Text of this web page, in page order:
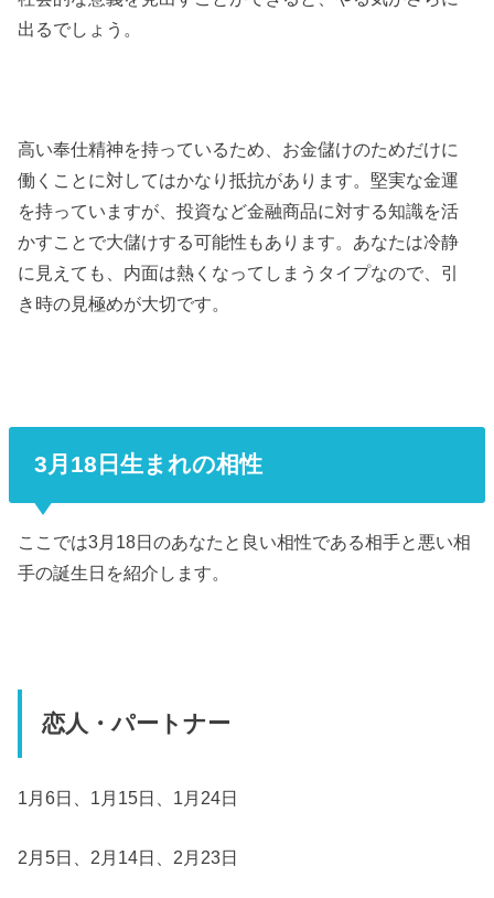
出るでしょう。
高い奉仕精神を持っているため、お金儲けのためだけに
働くことに対してはかなり抵抗があります。堅実な金運
を持っていますが、投資など金融商品に対する知識を活
かすことで大儲けする可能性もあります。あなたは冷静
に見えても、内面は熱くなってしまうタイプなので、引
き時の見極めが大切です。
3月18日生まれの相性
ここでは3月18日のあなたと良い相性である相手と悪い相
手の誕生日を紹介します。
恋人・パートナー
1月6日、1月15日、1月24日
2月5日、2月14日、2月23日